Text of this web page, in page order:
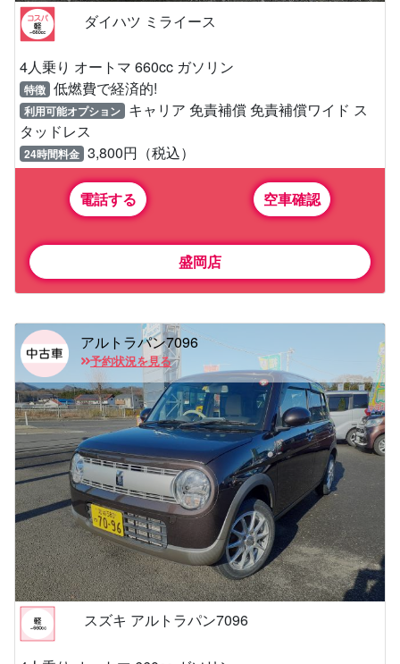
ダイハツ ミライース
4人乗り オートマ 660cc ガソリン
特徴 低燃費で経済的!
利用可能オプション キャリア 免責補償 免責補償ワイド ス
タッドレス
24時間料金 3,800円（税込）
電話する 空車確認
盛岡店
アルトラパン7096
予約状況を見る
スズキ アルトラパン7096